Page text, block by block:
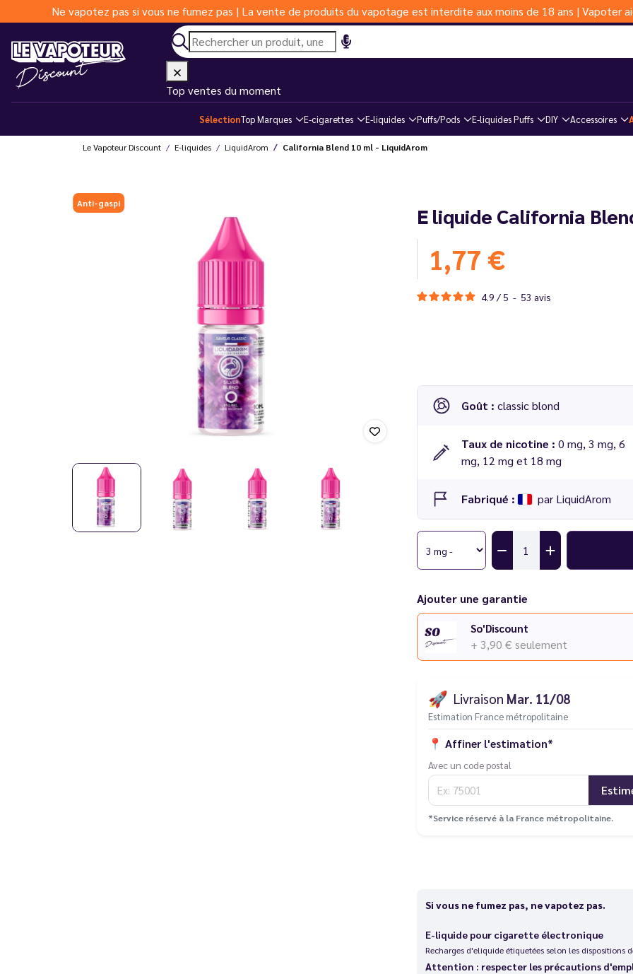
Ne vapotez pas si vous ne fumez pas | La vente de produits du vapotage est interdite aux moins de 18 ans | Vapoter
Top ventes du moment
SélectionTop Marques E-cigarettes E-liquides Puffs/Pods E-liquides Puffs DIY Accessoires
Le Vapoteur Discount E-liquides LiquidArom California Blend 10 ml - LiquidArom
Anti-gaspi E liquide California
1,77 €
4.9 / 5 - 53 avis
Goût : classic blond
Taux de nicotine : 0 mg, 3 mg, 6
mg, 12 mg et 18 mg
Fabriqué : par LiquidArom
Ajouter une garantie
So'Discount
+ 3,90 € seulement
🚀 Livraison Mar. 11/08
Estimation France métropolitaine
📍 Affiner l'estimation*
Avec un code postal
*Service réservé à la France métropolitaine.
Si vous ne fumez pas, ne vapotez pas.
E-liquide pour cigarette électronique
Recharges d'eliquide étiquetées selon les
Attention : respecter les précautions